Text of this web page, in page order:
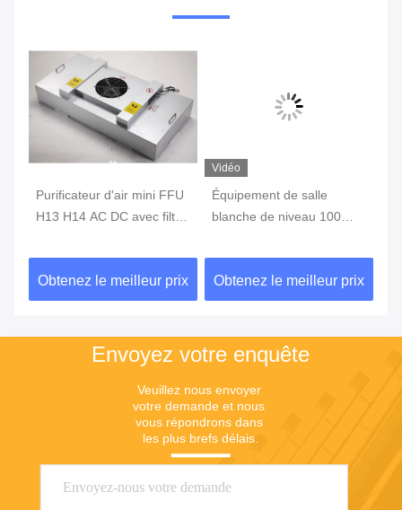
Purificateur d'air mini FFU
H13 H14 AC DC avec filtre
Obtenez le meilleur prix
Vidéo
Équipement de salle
blanche de niveau 100
Capot de débit laminaire
Obtenez le meilleur prix
Envoyez votre enquête
Veuillez nous envoyer
votre demande et nous
vous répondrons dans
les plus brefs délais.